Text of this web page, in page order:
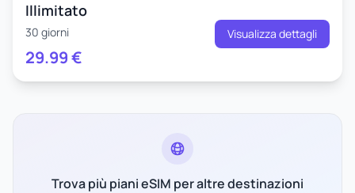
Illimitato
30 giorni
29.99€
Visualizza dettagli
Trova più piani eSIM per altre destinazioni